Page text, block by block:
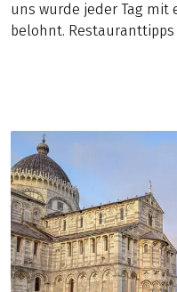
uns wurde jeder Tag
belohnt.